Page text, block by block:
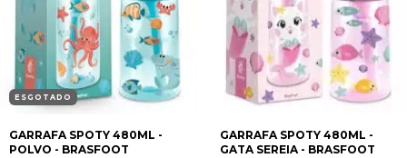
ESGOTADO
GARRAFA SPOTY 480ML -
POLVO - BRASFOOT
GARRAFA SPOTY 480ML -
GATA SEREIA - BRASFOOT